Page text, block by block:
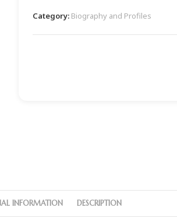
Category: Biography and Profiles
INFORMATION DESCRIPTION